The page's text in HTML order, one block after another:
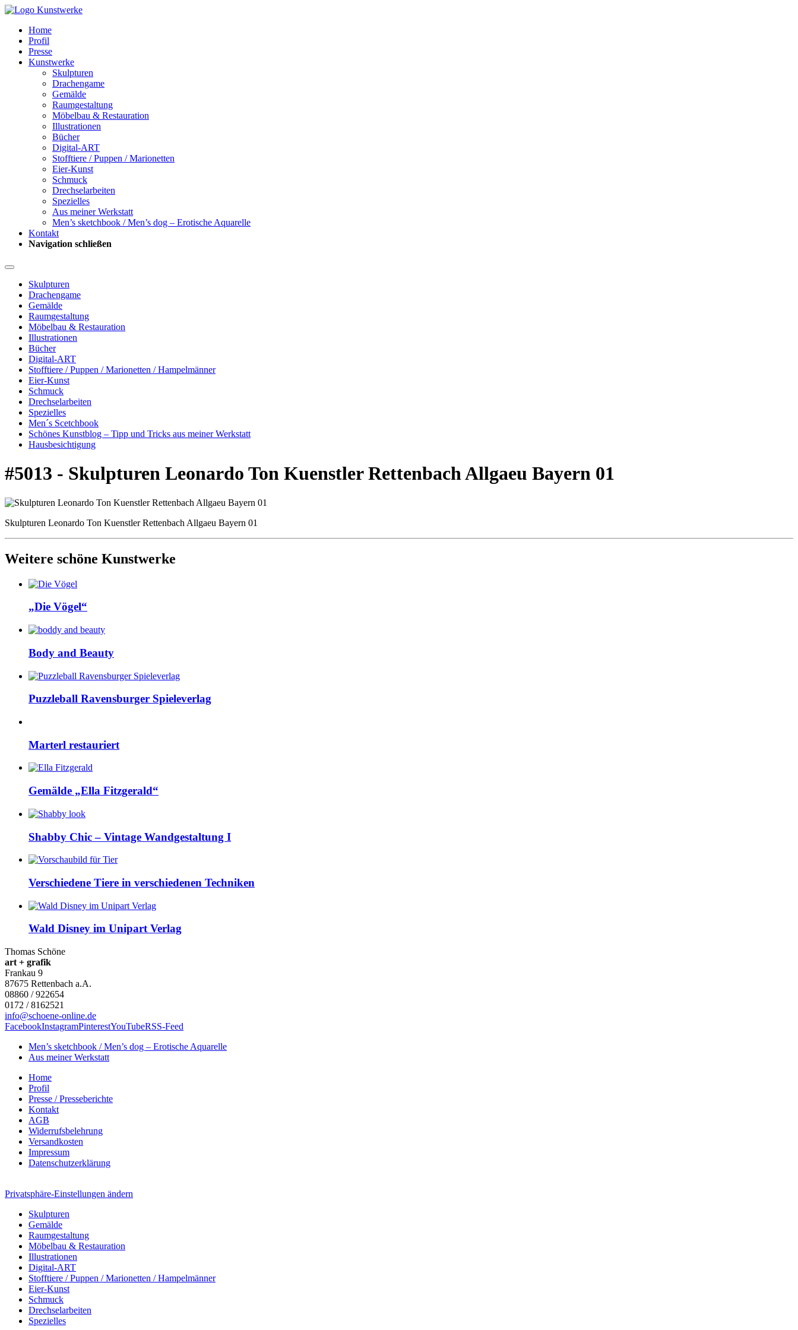
Home
Profil
Presse
Kunstwerke
Skulpturen
Drachengame
Gemälde
Raumgestaltung
Möbelbau & Restauration
Illustrationen
Bücher
Digital-ART
Stofftiere / Puppen / Marionetten
Eier-Kunst
Schmuck
Drechselarbeiten
Spezielles
Aus meiner Werkstatt
Men’s sketchbook / Men’s dog – Erotische Aquarelle
Kontakt
Navigation schließen
Skulpturen
Drachengame
Gemälde
Raumgestaltung
Möbelbau & Restauration
Illustrationen
Bücher
Digital-ART
Stofftiere / Puppen / Marionetten / Hampelmänner
Eier-Kunst
Schmuck
Drechselarbeiten
Spezielles
Men´s Scetchbook
Schönes Kunstblog – Tipp und Tricks aus meiner Werkstatt
Hausbesichtigung
#5013 - Skulpturen Leonardo Ton Kuenstler Rettenbach Allgaeu Bayern 01
Skulpturen Leonardo Ton Kuenstler Rettenbach Allgaeu Bayern 01
Weitere schöne Kunstwerke
„Die Vögel“
Body and Beauty
Puzzleball Ravensburger Spieleverlag
Marterl restauriert
Gemälde „Ella Fitzgerald“
Shabby Chic – Vintage Wandgestaltung I
Verschiedene Tiere in verschiedenen Techniken
Wald Disney im Unipart Verlag
Thomas Schöne
art + grafik
Frankau 9
87675 Rettenbach a.A.
08860 / 922654
0172 / 8162521
info@schoene-online.de
FacebookInstagramPinterestYouTubeRSS-Feed
Men’s sketchbook / Men’s dog – Erotische Aquarelle
Aus meiner Werkstatt
Home
Profil
Presse / Presseberichte
Kontakt
AGB
Widerrufsbelehrung
Versandkosten
Impressum
Datenschutzerklärung
Privatsphäre-Einstellungen ändern
Skulpturen
Gemälde
Raumgestaltung
Möbelbau & Restauration
Illustrationen
Digital-ART
Stofftiere / Puppen / Marionetten / Hampelmänner
Eier-Kunst
Schmuck
Drechselarbeiten
Spezielles